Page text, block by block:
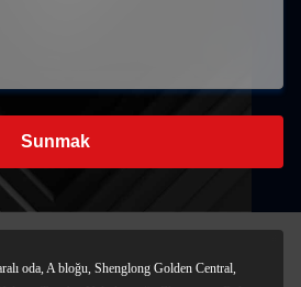
Sunmak
oda, A bloğu, Shenglong Golden Central,